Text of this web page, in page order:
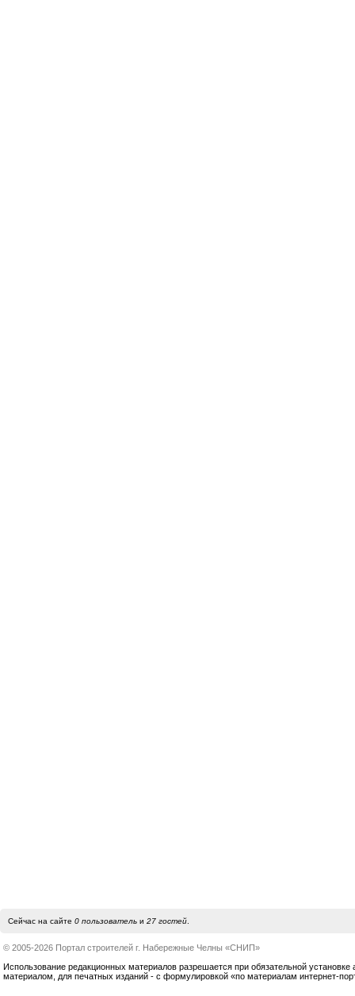
Сейчас на сайте 0 пользовательи 27 гостей.
© 2005-2026 Портал строителей г. Набережные Челны «СНИП»
Использование редакционных материалов разрешается при обязательной установке
материалом, для печатных изданий - с формулировкой «по материалам интернет-